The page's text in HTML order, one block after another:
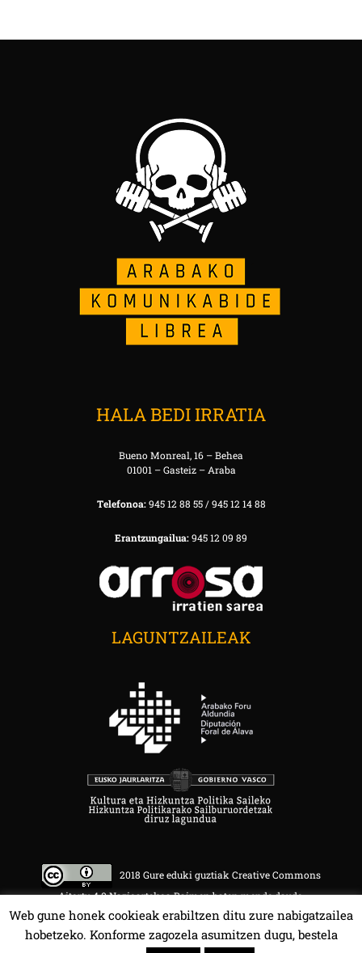
HALA BEDI IRRATIA
Bueno Monreal, 16 – Behea
01001 – Gasteiz – Araba
Telefonoa:945 12 88 55 / 945 12 14 88
Erantzungailua:945 12 09 89
LAGUNTZAILEAK
2018 Gure eduki guztiak Creative Commons
Aitortu 4.0 Nazioartekoa Baimen baten mende daude.
Web gune honek cookieak erabiltzen ditu zure nabigatzailea
hobetzeko. Konforme zagozela asumitzen dugu, bestela